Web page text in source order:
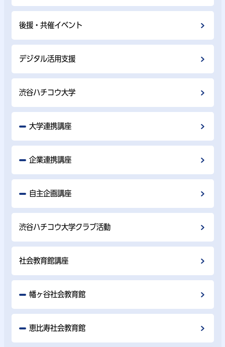
後援・共催イベント
デジタル活用支援
渋谷ハチコウ大学
大学連携講座
企業連携講座
自主企画講座
渋谷ハチコウ大学クラブ活動
社会教育館講座
幡ヶ谷社会教育館
恵比寿社会教育館